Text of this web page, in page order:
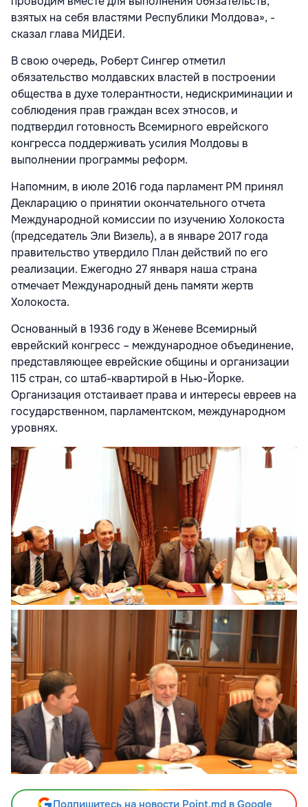
взятых на себя властями Республики Молдова», -
сказал глава МИДЕИ.
В свою очередь, Роберт Сингер отметил
обязательство молдавских властей в построении
общества в духе толерантности, недискриминации и
соблюдения прав граждан всех этносов, и
подтвердил готовность Всемирного еврейского
конгресса поддерживать усилия Молдовы в
выполнении программы реформ.
Напомним, в июле 2016 года парламент РМ принял
Декларацию о принятии окончательного отчета
Международной комиссии по изучению Холокоста
(председатель Эли Визель), а в январе 2017 года
правительство утвердило План действий по его
реализации. Ежегодно 27 января наша страна
отмечает Международный день памяти жертв
Холокоста.
Основанный в 1936 году в Женеве Всемирный
еврейский конгресс – международное объединение,
представляющее еврейские общины и организации
115 стран, со штаб-квартирой в Нью-Йорке.
Организация отстаивает права и интересы евреев на
государственном, парламентском, международном
уровнях.
Подпишитесь на новости Point.md в Google